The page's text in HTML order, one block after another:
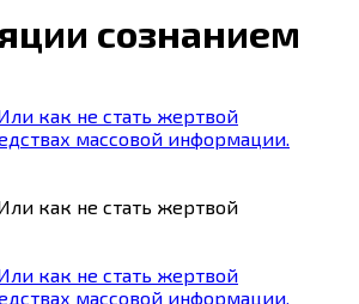
сознанием
как не стать жертвой
массовой информации.
как не стать жертвой
как не стать жертвой
массовой информации.